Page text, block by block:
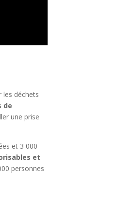
les déchets
de
une prise
et 3 000
et
personnes